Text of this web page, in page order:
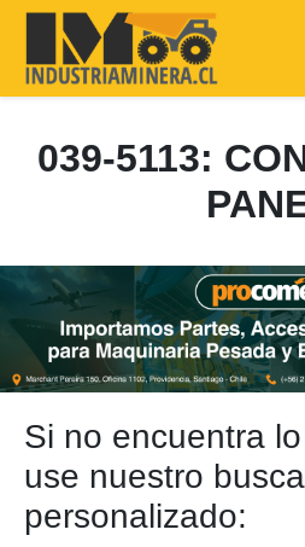
039-5113:
Si no encuentra
use nuestro
personalizado: